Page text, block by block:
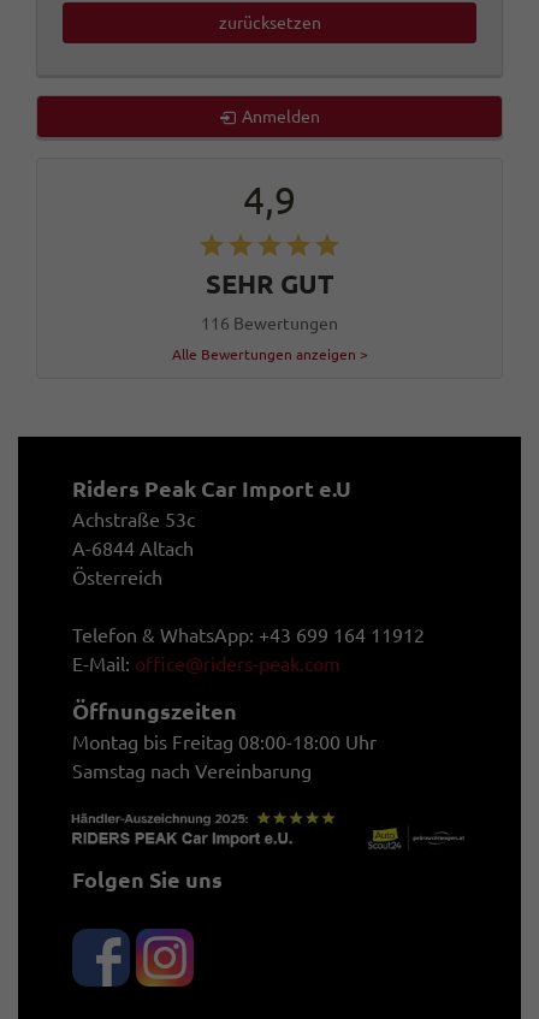
zurücksetzen
Anmelden
4,9
SEHR GUT
116 Bewertungen
Alle Bewertungen anzeigen >
Riders Peak Car Import e.U
Achstraße 53c
A-6844 Altach
Österreich
Telefon & WhatsApp: +43 699 164 11912
E-Mail: office@riders-peak.com
Öffnungszeiten
Montag bis Freitag 08:00-18:00 Uhr
Samstag nach Vereinbarung
Folgen Sie uns